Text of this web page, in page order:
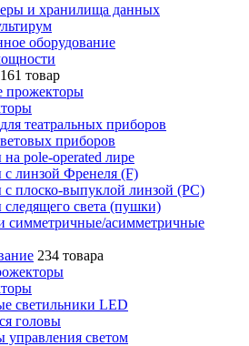
и хранилища данных
оборудование
161 товар
прожекторы
театральных приборов
приборов
pole-operated лире
линзой Френеля (F)
плоско-выпуклой линзой (PC)
света (пушки)
симметричные/асимметричные
234 товара
светильники LED
головы
управления светом